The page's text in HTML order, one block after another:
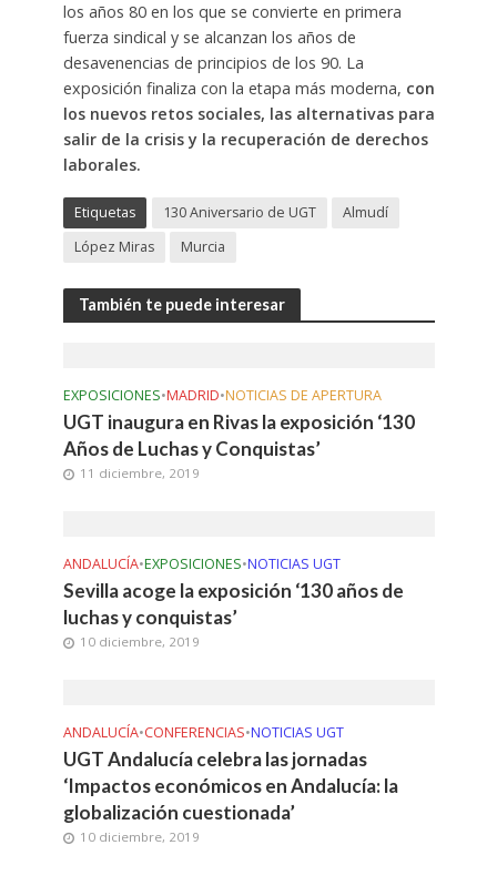
los años 80 en los que se convierte en primera
fuerza sindical y se alcanzan los años de
desavenencias de principios de los 90. La
exposición finaliza con la etapa más moderna, con
los nuevos retos sociales, las alternativas para
salir de la crisis y la recuperación de derechos
laborales.
Etiquetas 130 Aniversario de UGT
Almudí
López Miras
Murcia
También te puede interesar
EXPOSICIONES•MADRID•NOTICIAS DE APERTURA
UGT inaugura en Rivas la exposición ‘130
Años de Luchas y Conquistas’
11 diciembre, 2019
ANDALUCÍA•EXPOSICIONES•NOTICIAS UGT
Sevilla acoge la exposición ‘130 años de
luchas y conquistas’
10 diciembre, 2019
ANDALUCÍA•CONFERENCIAS•NOTICIAS UGT
UGT Andalucía celebra las jornadas
‘Impactos económicos en Andalucía: la
globalización cuestionada’
10 diciembre, 2019